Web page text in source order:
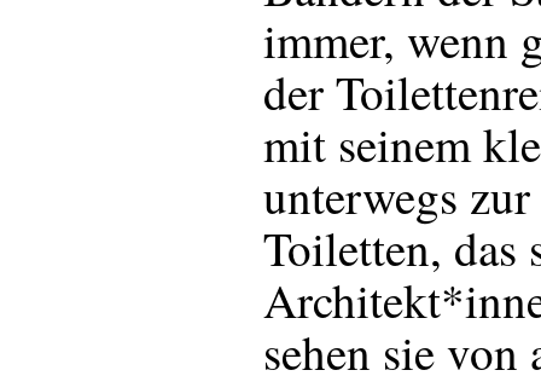
immer, wenn
der
mit seinem
unterwegs
Toiletten, das
sehen sie